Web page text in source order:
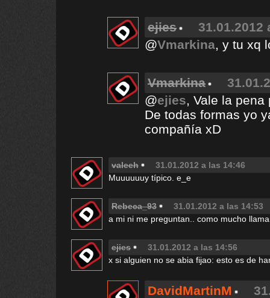
ejies
31.01.2012
@Vmarkina, y tu xq
Vmarkina
@ejies, Vale la
De todas formas yo
compañía xD
valeeh
31.01.2012 a las 14:46
Muuuuuuy típico. e_e
Rebeca_93
31.01.2012 a las 14:53
a mi ni me preguntan.. como mucho
ejies
31.01.2012 a las 14:56
x si alguien no se abia fijao: esto es de
DavidMartinM